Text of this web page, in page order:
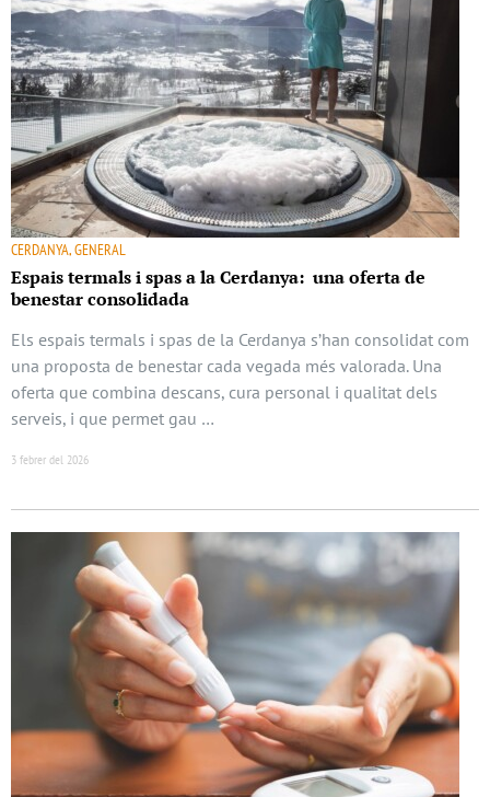
CERDANYA, GENERAL
Espais termals i spas a la Cerdanya: una oferta de
benestar consolidada
Els espais termals i spas de la Cerdanya s’han consolidat com
una proposta de benestar cada vegada més valorada. Una
oferta que combina descans, cura personal i qualitat dels
serveis, i que permet gau …
3 febrer del 2026